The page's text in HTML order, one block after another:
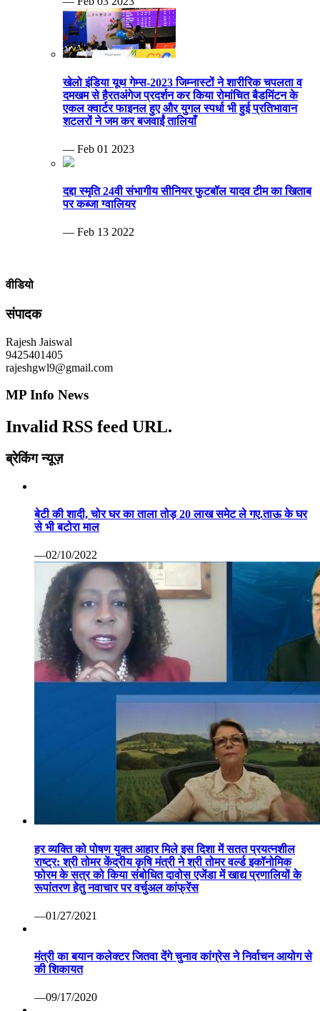
खेलो इंडिया यूथ गेम्स-2023 जिम्नास्टों ने शारीरिक चपलता व
दमखम से हैरतअंगेज प्रदर्शन कर किया रोमांचित बैडमिंटन के
एकल क्वार्टर फाइनल हुए और युगल स्पर्धा भी हुई प्रतिभावान
शटलरों ने जम कर बजवाईं तालियाँ
— Feb 01 2023
दद्दा स्मृति 24वी संभागीय सीनियर फुटबॉल यादव टीम का खिताब
पर कब्जा ग्वालियर
— Feb 13 2022
वीडियो
संपादक
Rajesh Jaiswal
9425401405
rajeshgwl9@gmail.com
MP Info News
Invalid RSS feed URL.
ब्रेकिंग न्यूज़
बेटी की शादी, चोर घर का ताला तोड़ 20 लाख समेट ले गए.ताऊ के घर
से भी बटोरा माल
—02/10/2022
हर व्यक्ति को पोषण युक्त आहार मिले इस दिशा में सतत प्रयत्नशील
राष्ट्र: श्री तोमर केंद्रीय कृषि मंत्री ने श्री तोमर वर्ल्ड इकॉनोमिक
फोरम के सत्र को किया संबोधित दावोस एजेंडा में खाद्य प्रणालियों के
रूपांतरण हेतु नवाचार पर वर्चुअल कांफ्रेंस
—01/27/2021
मंत्री का बयान कलेक्टर जितवा देंगे चुनाव कांग्रेस ने निर्वाचन आयोग से
की शिकायत
—09/17/2020